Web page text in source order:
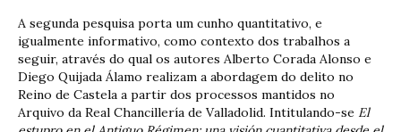
A segunda pesquisa porta um cunho quantitativo, e
igualmente informativo, como contexto dos trabalhos a
seguir, através do qual os autores Alberto Corada Alonso e
Diego Quijada Álamo realizam a abordagem do delito no
Reino de Castela a partir dos processos mantidos no
Arquivo da Real Chancillería de Valladolid. Intitulando-se El